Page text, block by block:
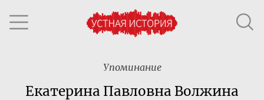
Упоминание
Екатерина Павловна Волжина